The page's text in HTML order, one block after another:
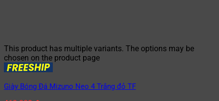
This product has multiple variants. The options may be
chosen on the product page
Giày Bóng Đá Mizuno Neo 4 Trắng đỏ TF